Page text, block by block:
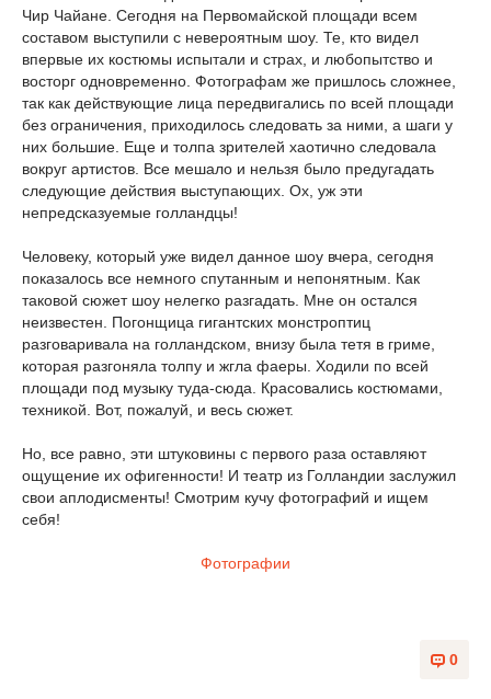
Чир Чайане. Сегодня на Первомайской площади всем
составом выступили с невероятным шоу. Те, кто видел
впервые их костюмы испытали и страх, и любопытство и
восторг одновременно. Фотографам же пришлось сложнее,
так как действующие лица передвигались по всей площади
без ограничения, приходилось следовать за ними, а шаги у
них большие. Еще и толпа зрителей хаотично следовала
вокруг артистов. Все мешало и нельзя было предугадать
следующие действия выступающих. Ох, уж эти
непредсказуемые голландцы!
Человеку, который уже видел данное шоу вчера, сегодня
показалось все немного спутанным и непонятным. Как
таковой сюжет шоу нелегко разгадать. Мне он остался
неизвестен. Погонщица гигантских монстроптиц
разговаривала на голландском, внизу была тетя в гриме,
которая разгоняла толпу и жгла фаеры. Ходили по всей
площади под музыку туда-сюда. Красовались костюмами,
техникой. Вот, пожалуй, и весь сюжет.
Но, все равно, эти штуковины с первого раза оставляют
ощущение их офигенности! И театр из Голландии заслужил
свои аплодисменты! Смотрим кучу фотографий и ищем
себя!
Фотографии
0